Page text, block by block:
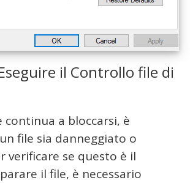
il Controllo file di
continua a bloccarsi, è
file sia danneggiato o
verificare se questo è il
il file, è necessario